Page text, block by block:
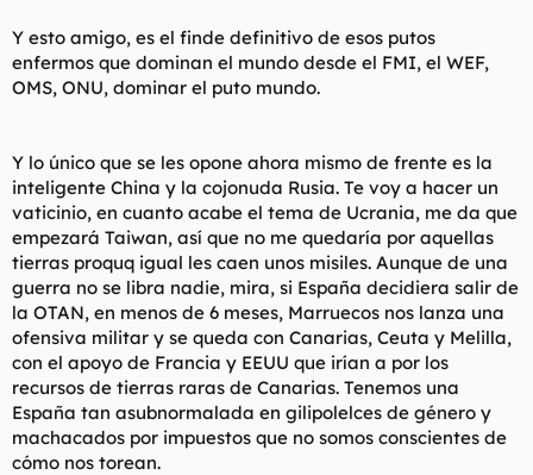
Y esto amigo, es el finde definitivo de esos putos
enfermos que dominan el mundo desde el FMI, el WEF,
OMS, ONU, dominar el puto mundo.
Y lo único que se les opone ahora mismo de frente es la
inteligente China y la cojonuda Rusia. Te voy a hacer un
vaticinio, en cuanto acabe el tema de Ucrania, me da que
empezará Taiwan, así que no me quedaría por aquellas
tierras proquq igual les caen unos misiles. Aunque de una
guerra no se libra nadie, mira, si España decidiera salir de
la OTAN, en menos de 6 meses, Marruecos nos lanza una
ofensiva militar y se queda con Canarias, Ceuta y Melilla,
con el apoyo de Francia y EEUU que irían a por los
recursos de tierras raras de Canarias. Tenemos una
España tan asubnormalada en gilipolelces de género y
machacados por impuestos que no somos conscientes de
cómo nos torean.